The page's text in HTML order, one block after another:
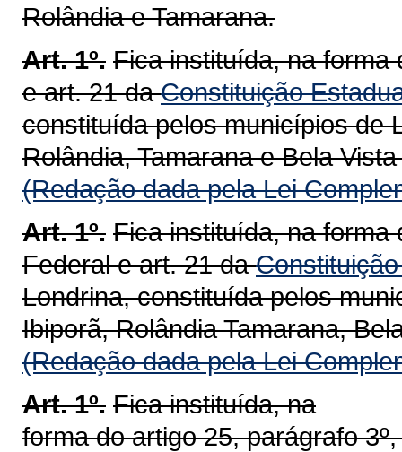
Rolândia e Tamarana.
Art. 1º. Fica instituída, na forma
e art. 21 daConstituição
constituída pelos municípios de
Rolândia, Tamarana e Bela
(Redação dada pela Lei
Art. 1º. Fica instituída, na forma
Federale art. 21 da
Londrina, constituída pelos
Ibiporã, Rolândia Tamarana,
(Redação dada pela Lei
Art. 1º. Fica instituída, na
forma do artigo 25, parágrafo